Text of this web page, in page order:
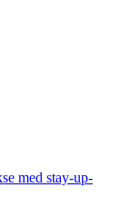
med stay-up-